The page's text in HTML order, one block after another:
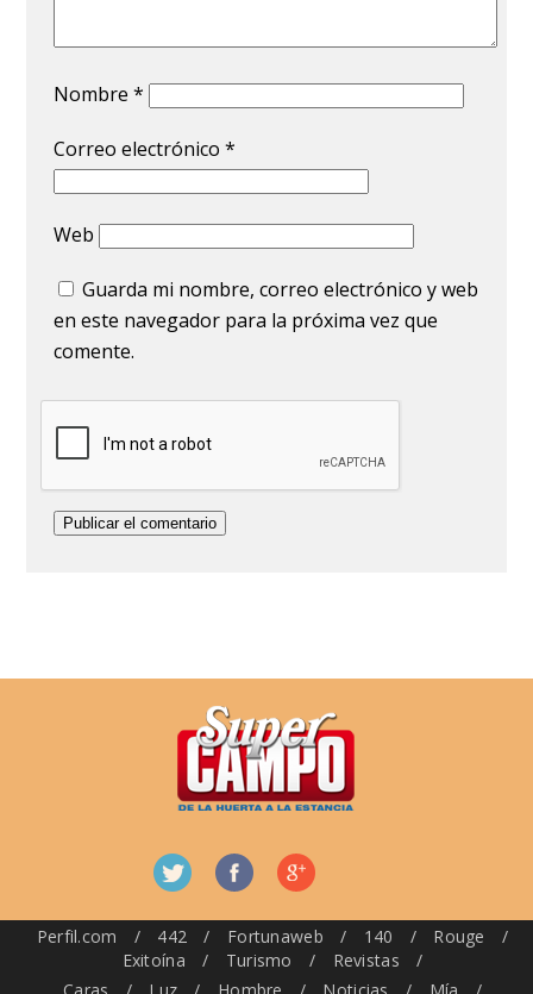
Nombre*
Correo electrónico*
Web
Guarda mi nombre, correo electrónico y web
en este navegador para la próxima vez que
comente.
Perfil.com / 442 / Fortunaweb / 140 / Rouge
/
Exitoína
/ Turismo / Revistas
/